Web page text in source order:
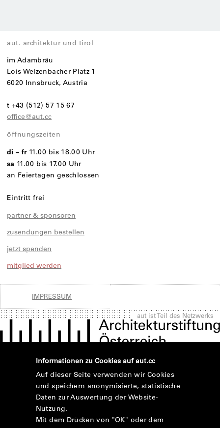
aut. architektur und tirol
im Adambräu
Lois Welzenbacher Platz 1
6020 Innsbruck, Austria
t +43 (512) 57 15 67
office@aut.cc
öffnungszeiten
di – fr 11.00 bis 18.00 Uhr
sa 11.00 bis 17.00 Uhr
an Feiertagen geschlossen
Eintritt frei
partner & sponsoren
zusendungen bestellen
jetzt spenden
mitglied werden
IMPRESSUM
aut ist Teil des Netzwerks
Informationen zu Cookies auf aut.cc
Auf dieser Seite verwenden wir Cookies
und speichern anonymisierte, statistische
Daten zur Auswertung der Website-
Nutzung.
Mit dem Drücken von "OK" oder dem